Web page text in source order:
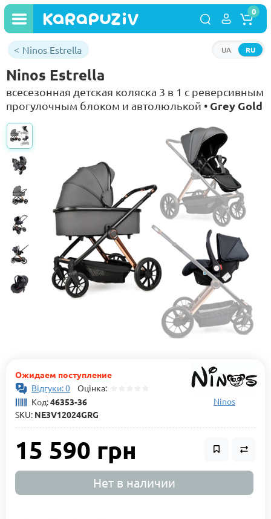
RU
UA
0
Ninos Estrella
Ninos Estrella
всесезонная детская коляска 3 в 1 с реверсивным
прогулочным блоком и автолюлькой • Grey Gold
Ожидаем поступление
Відгуки: 0 Оцінка:
Код:46353-36
SKU: NE3V12024GRG
Ninos
15 590 грн
Нет в наличии